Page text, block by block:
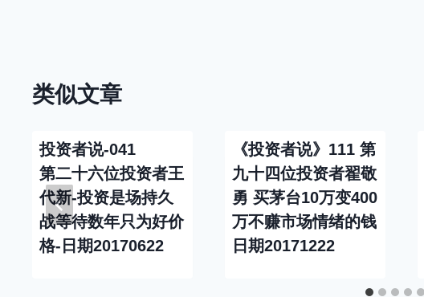
类似文章
投资者说-041
第二十六位投资者王
代新-投资是场持久
战等待数年只为好价
格-日期20170622
《投资者说》111 第
九十四位投资者翟敬
勇 买茅台10万变400
万不赚市场情绪的钱
日期20171222